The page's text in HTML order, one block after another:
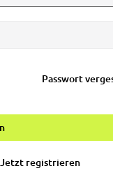
Passwort
Jetzt registrieren